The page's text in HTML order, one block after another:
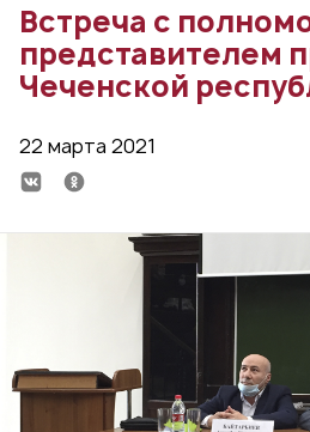
Встреча с
представителем
Чеченской
22 марта 2021